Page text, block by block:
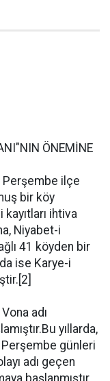
ÖNEMİNE
Perşembe ilçe
bir köy
ihtiva
Niyabet-i
41 köyden bir
ise Karye-i
adı
yıllarda,
Perşembe günleri
adı geçen
başlanmıştır.